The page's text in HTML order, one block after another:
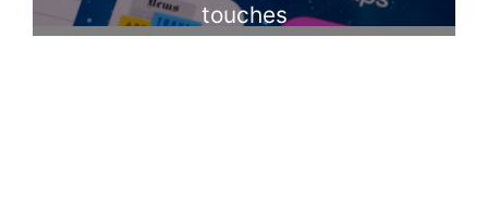
touches